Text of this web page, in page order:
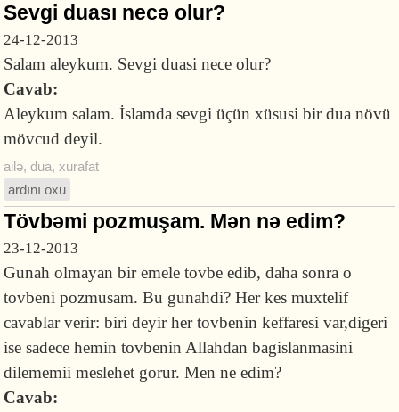
Sevgi duası necə olur?
24-12-2013
Salam aleykum. Sevgi duasi nece olur?
Cavab:
Aleykum salam. İslamda sevgi üçün xüsusi bir dua növü
mövcud deyil.
ailə,dua,xurafat
ardını oxu
Tövbəmi pozmuşam. Mən nə edim?
23-12-2013
Gunah olmayan bir emele tovbe edib, daha sonra o
tovbeni pozmusam. Bu gunahdi? Her kes muxtelif
cavablar verir: biri deyir her tovbenin keffaresi var,digeri
ise sadece hemin tovbenin Allahdan bagislanmasini
dilememii meslehet gorur. Men ne edim?
Cavab: